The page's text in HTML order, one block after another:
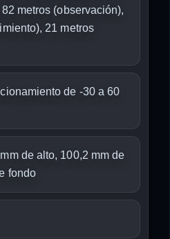
metros (observación),
21 metros
de -30 a 60
de alto, 100,2 mm de
fondo